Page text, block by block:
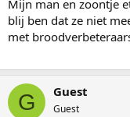
Mijn man en zoontje
blij ben dat ze niet
met
G Guest
Guest